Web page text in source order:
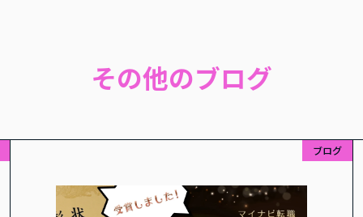
その他のブログ
ブログ